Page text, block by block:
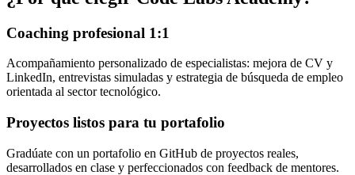
Coaching profesional 1:1
Acompañamiento personalizado de especialistas: mejora de CV y
LinkedIn, entrevistas simuladas y estrategia de búsqueda de empleo
orientada al sector tecnológico.
Proyectos listos para tu portafolio
Gradúate con un portafolio en GitHub de proyectos reales,
desarrollados en clase y perfeccionados con feedback de mentores.